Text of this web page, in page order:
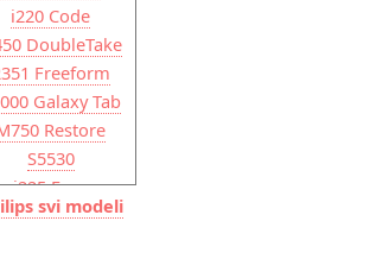
i220 Code
DoubleTake
Freeform
Galaxy Tab
Restore
S5530
i225 Exec
E2121
svi modeli